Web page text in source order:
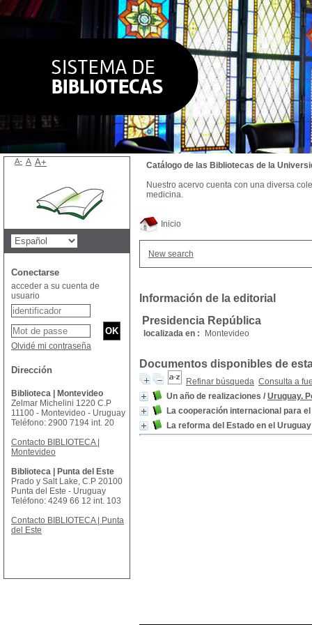
Inicio
New search
Información de la editorial
Presidencia República
localizada en : Montevideo
Documentos disponibles de
Refinar búsqueda Consulta a
Un año de realizaciones / Uruguay.
La cooperación internacional para
La reforma del Estado en el Uruguay
Catálogo de las Bibliotecas de la
Nuestro acervo cuenta con una diversa
medicina.
A- A A+
Conectarse
acceder a su cuenta de
usuario
Olvidé mi contraseña
Dirección
Biblioteca | Montevideo
Zelmar Michelini 1220 C.P
11100 - Montevideo - Uruguay
Teléfono: 2900 7194 int. 20
Contacto BIBLIOTECA |
Montevideo
Biblioteca | Punta del Este
Prado y Salt Lake, C.P 20100
Punta del Este - Uruguay
Teléfono: 4249 66 12 int. 103
Contacto BIBLIOTECA | Punta
del Este